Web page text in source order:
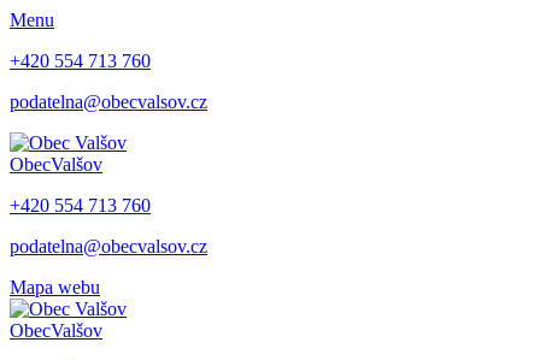
Menu
+420 554 713 760
podatelna@obecvalsov.cz
ObecValšov
+420 554 713 760
podatelna@obecvalsov.cz
Mapa webu
ObecValšov